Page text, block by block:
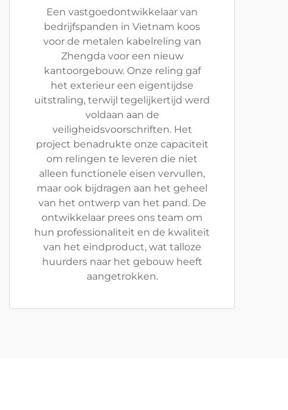
Een vastgoedontwikkelaar van
bedrijfspanden in Vietnam koos
voor de metalen kabelreling van
Zhengda voor een nieuw
kantoorgebouw. Onze reling gaf
het exterieur een eigentijdse
uitstraling, terwijl tegelijkertijd werd
voldaan aan de
veiligheidsvoorschriften. Het
project benadrukte onze capaciteit
om relingen te leveren die niet
alleen functionele eisen vervullen,
maar ook bijdragen aan het geheel
van het ontwerp van het pand. De
ontwikkelaar prees ons team om
hun professionaliteit en de kwaliteit
van het eindproduct, wat talloze
huurders naar het gebouw heeft
aangetrokken.